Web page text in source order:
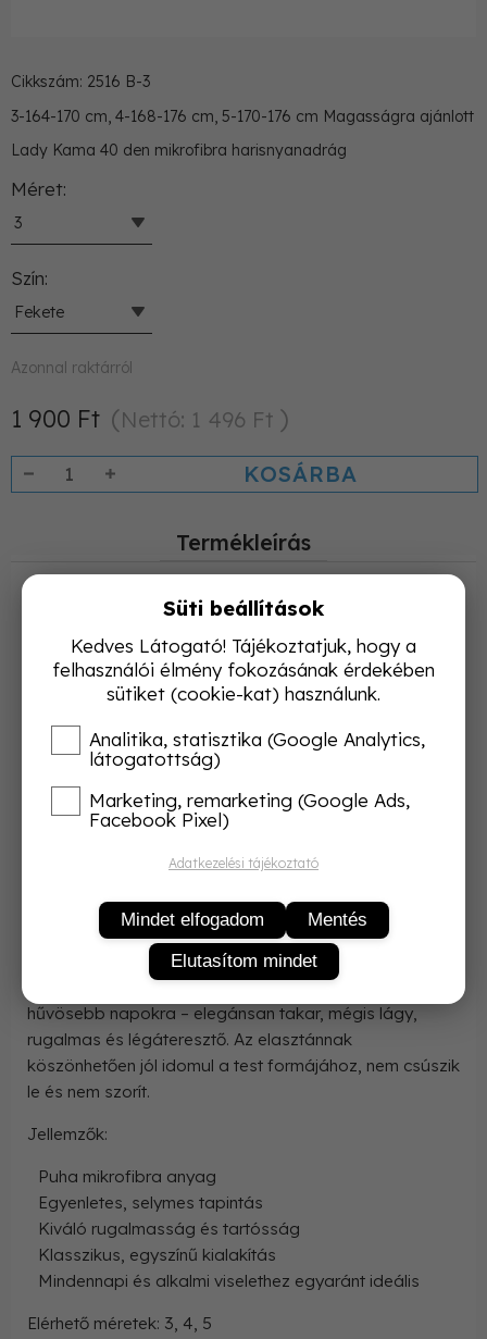
Cikkszám: 2516 B-3
3-164-170 cm, 4-168-176 cm, 5-170-176 cm Magasságra ajánlott
Lady Kama 40 den mikrofibra harisnyanadrág
Méret
3
Szín
Fekete
Azonnal raktárról
1 900 Ft
Nettó: 1 496 Ft
KOSÁRBA
Termékleírás
Lady Kama 40 den mikrofibra harisnyanadrág
Klasszikus elegancia és kényelmes viselet minden
A Lady Kama 40 den mikrofibra harisnyanadrág kiváló
tökéletesen illeszkedik a lábhoz és kellemes viseletet
biztosít egész nap.
88% poliamid
12% elasztán
A 40 denes vastagság tökéletes választás a
hűvösebb napokra – elegánsan takar, mégis lágy,
rugalmas és légáteresztő. Az elasztánnak
köszönhetően jól idomul a test formájához, nem csúszik
le és nem szorít.
Jellemzők:
Puha mikrofibra anyag
Egyenletes, selymes tapintás
Kiváló rugalmasság és tartósság
Klasszikus, egyszínű kialakítás
Mindennapi és alkalmi viselethez egyaránt ideális
Elérhető méretek: 3, 4, 5
Süti beállítások
Kedves Látogató! Tájékoztatjuk, hogy a
felhasználói élmény fokozásának érdekében
sütiket (cookie-kat) használunk.
Analitika, statisztika (Google Analytics,
látogatottság)
Marketing, remarketing (Google Ads,
Facebook Pixel)
Adatkezelési tájékoztató
Mindet elfogadom
Mentés
Elutasítom mindet